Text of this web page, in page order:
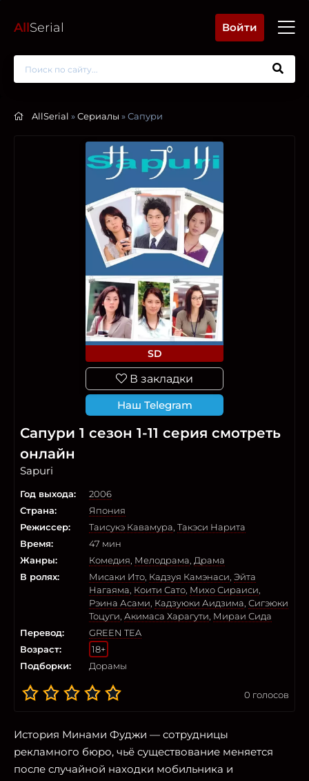
AllSerial Войти
AllSerial »Сериалы » Сапури
SD
В закладки
Наш Telegram
Сапури 1 сезон 1-11 серия смотреть
онлайн
Sapuri
Год выхода:
2006
Страна:
Япония
Режиссер:
Таисукэ Кавамура Такэси Нарита
Время:
47 мин
Жанры:
Комедия Мелодрама Драма
В ролях:
Мисаки Ито Кадзуя Камэнаси Эйта
Нагаяма Коити Сато Михо Сираиси
Рэина Асами Кадзуюки Аидзима Сигэюки
Тоцуги Акимаса Харагути Мираи Сида
Перевод:
GREEN TEA
Возраст:
18+
Подборки:
Дорамы
0 голосов
История Минами Фуджи — сотрудницы
рекламного бюро, чьё существование меняется
после случайной находки мобильника и